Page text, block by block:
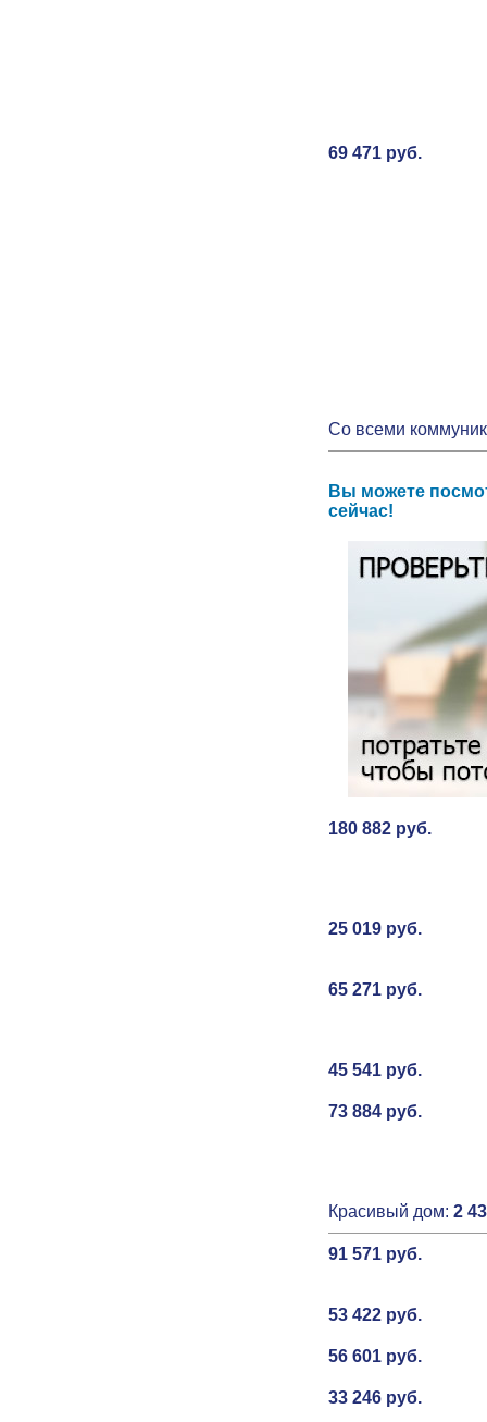
69 471 руб.
Со всеми
Вы можете
сейчас!
180 882 руб.
25 019 руб.
65 271 руб.
45 541 руб.
73 884 руб.
Красивый дом: 2
91 571 руб.
53 422 руб.
56 601 руб.
33 246 руб.